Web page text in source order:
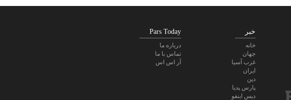
خبر
خانه
جهان
غرب آسیا
ایران
دین
پارس پدیا
دیس اینفو
Pars Today
درباره ما
تماس با ما
آر اس اس